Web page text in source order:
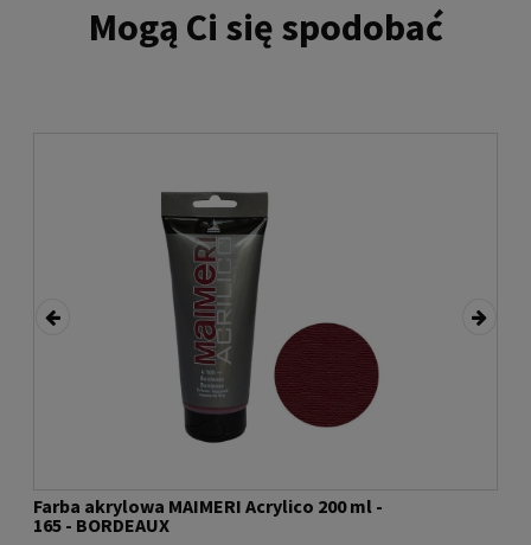
Mogą Ci się spodobać
Farba akrylowa MAIMERI Acrylico 200 ml -
165 - BORDEAUX